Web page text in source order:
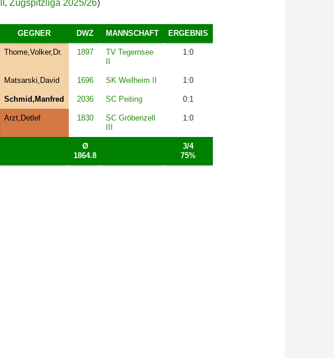
, Zugspitzliga 2025/26)
GEGNER DWZ MANNSCHAFT ERGEBNIS
Thome,Volker,Dr. 1897
TV Tegernsee
1:0
Matsarski,David 1696 SK Weilheim II 1:0
Schmid,Manfred 2036 SC Peiting 0:1
Arzt,Detlef 1830
SC Gröbenzell
1:0
Ø
1864.8
3/4
75%